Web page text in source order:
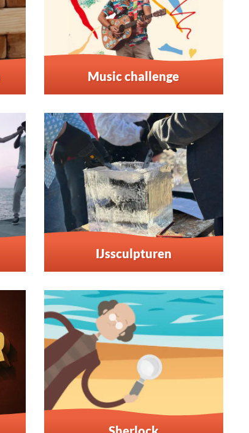
Music challenge
IJssculpturen